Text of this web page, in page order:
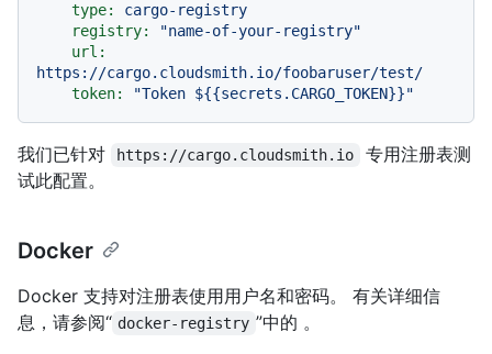
type:
cargo-registry
registry:
"name-of-your-registry"
url:
https://cargo.cloudsmith.io/foobaruser/test/
token:
"Token ${{secrets.CARGO_TOKEN}}"
我们已针对 https://cargo.cloudsmith.io
专用注册表测
试此配置。
Docker
Docker 支持对注册表使用用户名和密码。 有关详细信
息，请参阅“ docker-registry ”中的 。